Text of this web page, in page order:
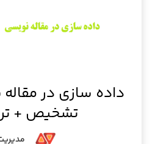
داده سازی در
تشخیص +